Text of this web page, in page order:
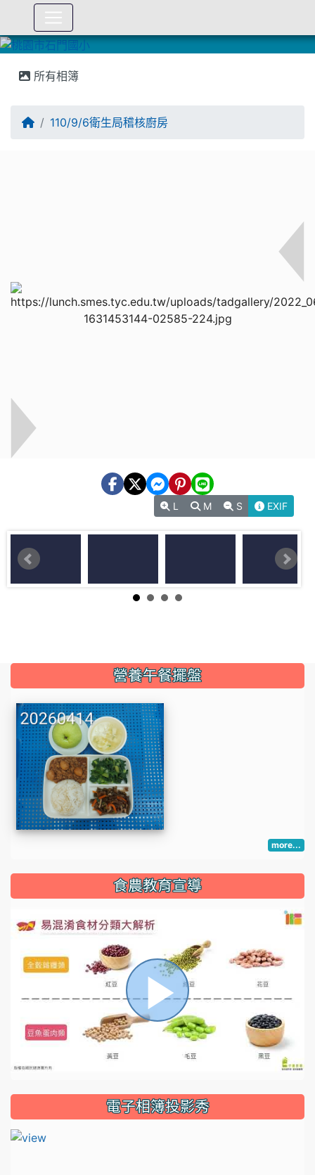
所有相簿
110/9/6衛生局稽核廚房
L M S EXIF
::: 營養午餐擺盤
more...
::: 食農教育宣導
播
放
電子相簿投影秀